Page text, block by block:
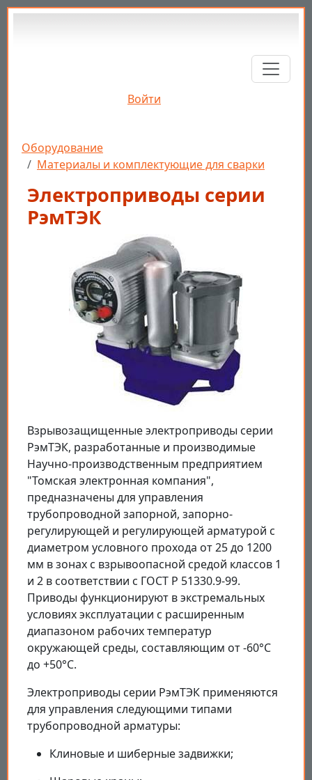
Перейти к основному содержанию
Войти
Строка навигации
Оборудование
Материалы и комплектующие для сварки
Электроприводы серии
РэмТЭК
Взрывозащищенные электроприводы серии
РэмТЭК, разработанные и производимые
Научно-производственным предприятием
"Томская электронная компания",
предназначены для управления
трубопроводной запорной, запорно-
регулирующей и регулирующей арматурой с
диаметром условного прохода от 25 до 1200
мм в зонах с взрывоопасной средой классов 1
и 2 в соответствии с ГОСТ Р 51330.9-99.
Приводы функционируют в экстремальных
условиях эксплуатации с расширенным
диапазоном рабочих температур
окружающей среды, составляющим от -60°C
до +50°C.
Электроприводы серии РэмТЭК применяются
для управления следующими типами
трубопроводной арматуры:
Клиновые и шиберные задвижки;